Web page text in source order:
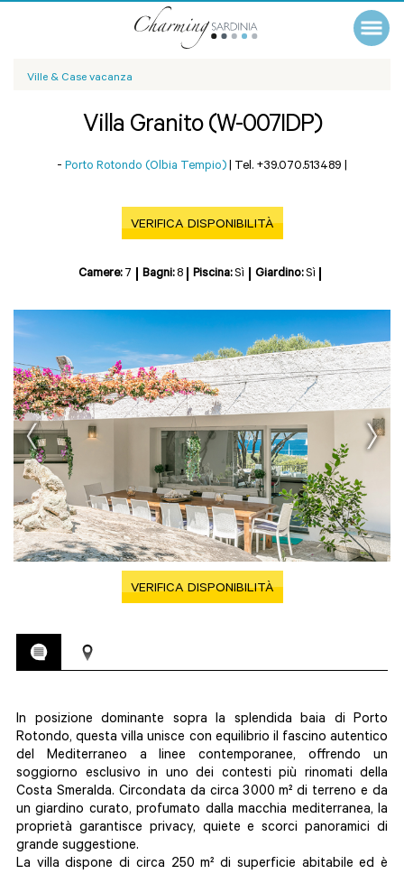
Ville & Case vacanza
Villa Granito (W-007IDP)
- Porto Rotondo (Olbia Tempio) | Tel. +39.070.513489 |
VERIFICA DISPONIBILITÀ
Camere: 7 Bagni: 8 Piscina:Sì Giardino:Sì
VERIFICA DISPONIBILITÀ
In posizione dominante sopra la splendida baia di Porto
Rotondo, questa villa unisce con equilibrio il fascino autentico
del Mediterraneo a linee contemporanee, offrendo un
soggiorno esclusivo in uno dei contesti più rinomati della
Costa Smeralda. Circondata da circa 3000 m² di terreno e da
un giardino curato, profumato dalla macchia mediterranea, la
proprietà garantisce privacy, quiete e scorci panoramici di
grande suggestione.
La villa dispone di circa 250 m² di superficie abitabile ed è